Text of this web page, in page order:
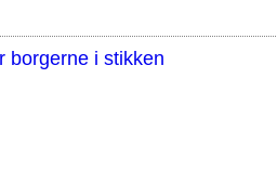
borgerne i stikken